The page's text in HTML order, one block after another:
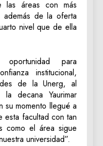
las áreas con más
además de la oferta
nivel que de ella
para
institucional,
de la Unerg, al
decana Yaurimar
su momento llegué a
esta facultad con tan
como el área sigue
universidad”.